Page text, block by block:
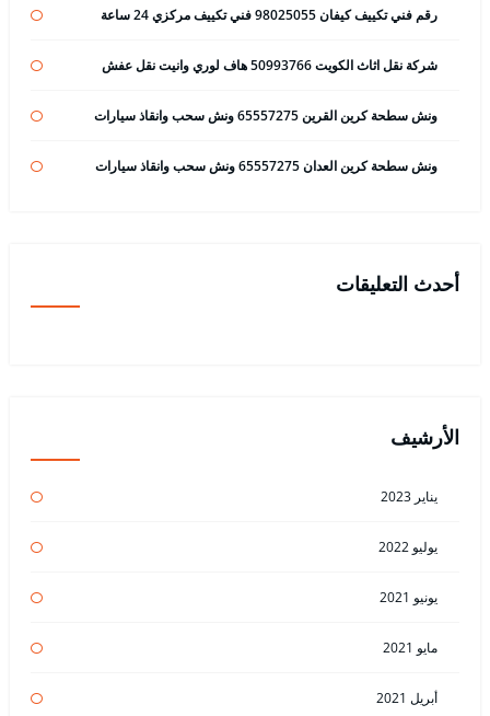
رقم فني تكييف كيفان 98025055 فني تكييف مركزي 24 ساعة
شركة نقل اثاث الكويت 50993766 هاف لوري وانيت نقل عفش
ونش سطحة كرين القرين 65557275 ونش سحب وانقاذ سيارات
ونش سطحة كرين العدان 65557275 ونش سحب وانقاذ سيارات
أحدث التعليقات
الأرشيف
يناير 2023
يوليو 2022
يونيو 2021
مايو 2021
أبريل 2021